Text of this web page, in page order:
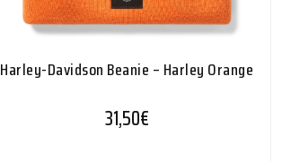
Harley-Davidson Beanie – Harley Orange
31,50€